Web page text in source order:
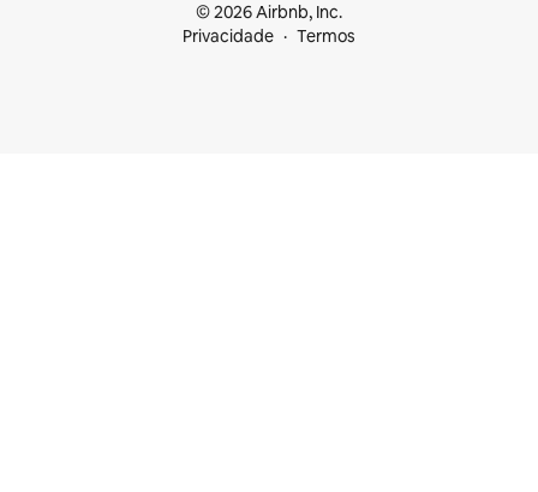
© 2026 Airbnb, Inc.
Privacidade
Termos